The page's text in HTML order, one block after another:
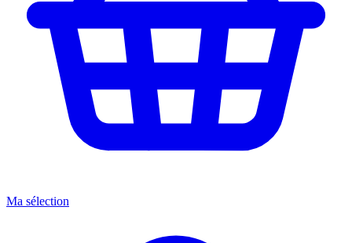
Ma sélection